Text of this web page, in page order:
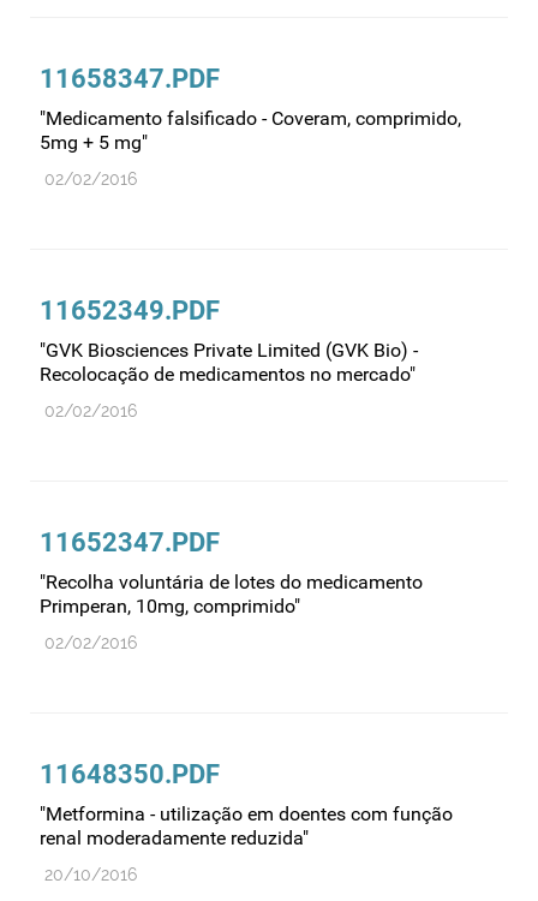
11658347.PDF
"Medicamento falsificado - Coveram, comprimido,
5mg + 5 mg"
02/02/2016
11652349.PDF
"GVK Biosciences Private Limited (GVK Bio) -
Recolocação de medicamentos no mercado"
02/02/2016
11652347.PDF
"Recolha voluntária de lotes do medicamento
Primperan, 10mg, comprimido"
02/02/2016
11648350.PDF
"Metformina - utilização em doentes com função
renal moderadamente reduzida"
20/10/2016